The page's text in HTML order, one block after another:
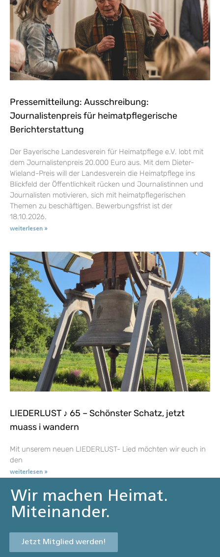
Pressemitteilung: Ausschreibung:
Journalistenpreis für heimatpflegerische
Berichterstattung
Der Bayerische Landesverein für Heimatpflege e.V. lobt mit
dem Journalistenpreis 20.000 Euro aus. Mit dem Dieter-
Wieland-Preis will der Landesverein die Heimatpflege ins
Blickfeld der Öffentlichkeit rücken und Journalistinnen und
Journalisten motivieren, sich mit heimatpflegerischen
Themen zu beschäftigen. Bewerbungsfrist ist der
18.10.2026.
weiterlesen »
LIEDERLUST ♪ 65 – Schönster Schatz, jetzt
muass i wandern
Mit unserem neuen LIEDERLUST- Lied möchten wir euch in
den
weiterlesen »
Wir machen Heimat.
Miteinander.
Jetzt Mitglied werden!